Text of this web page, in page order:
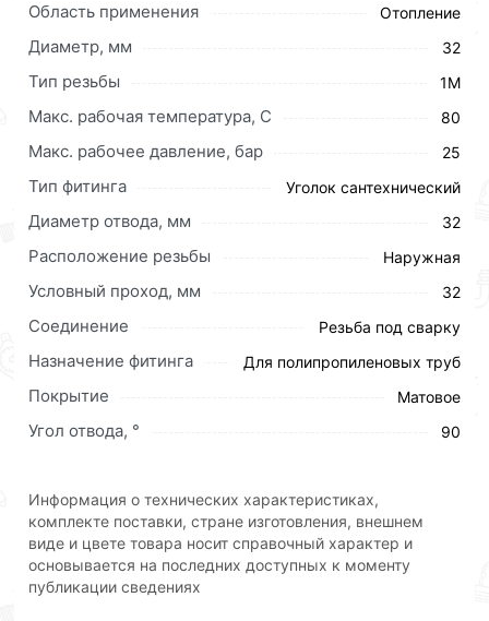
Для приобретения данной позиции, кликните
мышкой
«Добавить в корзину»
кнопку«Быстрый заказ»
. Также можете оформить
заказ позвонив по контактам указанным на сайте.
Условия доставки и цены на товар Уголок
полипропиленовый комбинированный Ф 32 х 1 Ш
заказ и свяжутся с Вами для согласования условий
доставки или самовывоза.Перед оформлением
онлайн заказа рекомендуем ознакомиться с
Данний товар от производителя
соответствует всем стандартам качества. Возврат
купленного товарa в течение 30 дней (наличие чека
обязательно).
Область применения Отопление
Диаметр, мм 32
Тип резьбы 1М
Макс. рабочая температура, C 80
Макс. рабочее давление, бар 25
Тип фитинга Уголок сантехнический
Диаметр отвода, мм 32
Расположение резьбы Наружная
Условный проход, мм 32
Соединение Резьба под сварку
Назначение фитинга Для полипропиленовых труб
Покрытие Матовое
Угол отвода, ° 90
Информация о технических характеристиках,
комплекте поставки, стране изготовления, внешнем
виде и цвете товара носит справочный характер и
основывается на последних доступных к моменту
публикации сведениях